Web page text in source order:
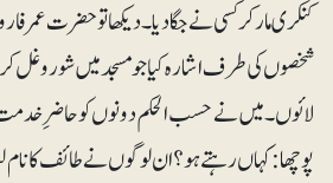
کنکری مار کر کسی نے جگادیا۔ دیکھا تو حضرت
شخصوں کی طرف اشارہ کیا جو مسجد میں شوروغل
لائوں۔ میں نے حسب الحکم دونوں کو حاضرِ
پوچھا:کہاں رہتے ہو؟ ان لوگوں نے طائف کا نام